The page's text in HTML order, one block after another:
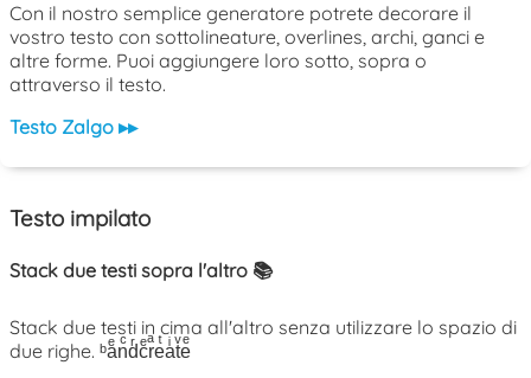
Con il nostro semplice generatore potrete decorare il
vostro testo con sottolineature, overlines, archi, ganci e
altre forme. Puoi aggiungere loro sotto, sopra o
attraverso il testo.
Testo Zalgo ▸▸
Testo impilato
Stack due testi sopra l'altro 📚
Stack due testi in cima all'altro senza utilizzare lo spazio di
due righe. ᵇaͤnͨdͬcͤrͣeͭaͥtͮeͤ